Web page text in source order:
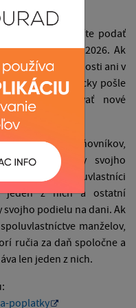
rok 2026 musíte podať
do 31. januára 2026. Ak
(v nehnuteľnosti ani v
obec automaticky pošle
teda podávať nové
viacerých daňovníkov,
podľa výšky svojho
všetci spoluvlastníci
jeden z nich a ostatní
svojho podielu na dani. Ak
manželov,
ručia za daň spoločne a
len jeden z nich.
poplatky